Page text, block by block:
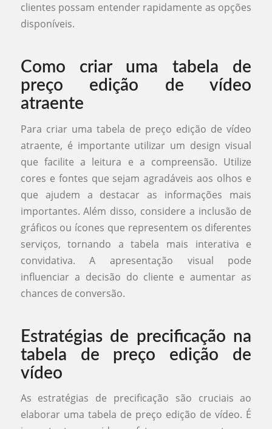
clientes possam entender rapidamente as opções
disponíveis.
Como criar uma tabela de
preço edição de vídeo
atraente
Para criar uma tabela de preço edição de vídeo
atraente, é importante utilizar um design visual
que facilite a leitura e a compreensão. Utilize
cores e fontes que sejam agradáveis aos olhos e
que ajudem a destacar as informações mais
importantes. Além disso, considere a inclusão de
gráficos ou ícones que representem os diferentes
serviços, tornando a tabela mais interativa e
convidativa. A apresentação visual pode
influenciar a decisão do cliente e aumentar as
chances de conversão.
Estratégias de precificação na
tabela de preço edição de
vídeo
As estratégias de precificação são cruciais ao
elaborar uma tabela de preço edição de vídeo. É